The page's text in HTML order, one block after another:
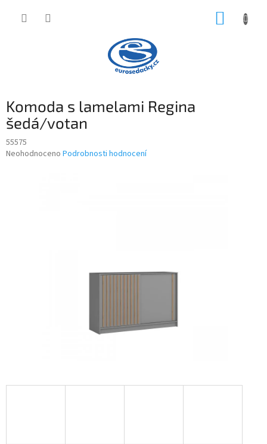
Komoda s lamelami Regina
šedá/votan
55575
Průměrné
Neohodnoceno Podrobnosti hodnocení